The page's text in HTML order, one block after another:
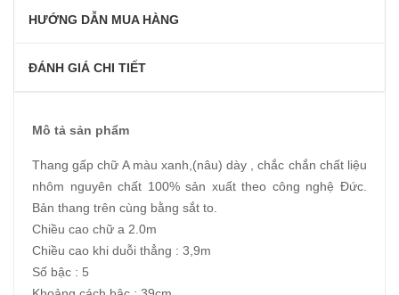
HƯỚNG DẪN MUA HÀNG
ĐÁNH GIÁ CHI TIẾT
Mô tả sản phẩm
Thang gấp chữ A màu xanh,(nâu) dày , chắc chắn chất liệu
nhôm nguyên chất 100% sản xuất theo công nghệ Đức.
Bản thang trên cùng bằng sắt to.
Chiều cao chữ a 2.0m
Chiều cao khi duỗi thẳng : 3,9m
Số bậc : 5